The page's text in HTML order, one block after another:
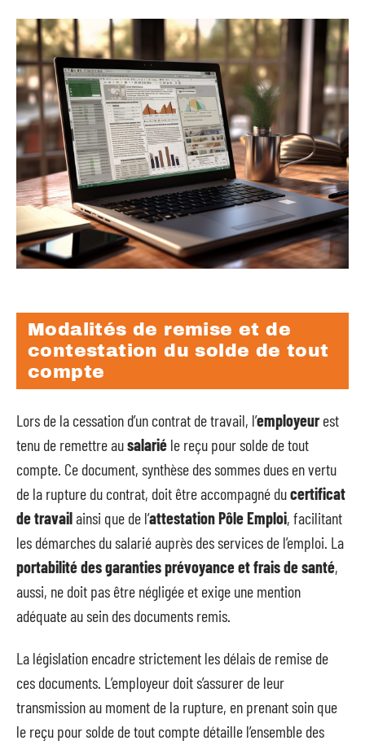
Modalités de remise et de
contestation du solde de tout
compte
Lors de la cessation d’un contrat de travail, l’employeurest
tenu de remettre ausalarié le reçu pour solde de tout
compte. Ce document, synthèse des sommes dues en vertu
de la rupture du contrat, doit être accompagné ducertificat
de travailainsi que de l’attestation Pôle Emploi, facilitant
les démarches du salarié auprès des services de l’emploi. La
portabilité des garanties prévoyance et frais de santé,
aussi, ne doit pas être négligée et exige une mention
adéquate au sein des documents remis.
La législation encadre strictement les délais de remise de
ces documents. L’employeur doit s’assurer de leur
transmission au moment de la rupture, en prenant soin que
le reçu pour solde de tout compte détaille l’ensemble des